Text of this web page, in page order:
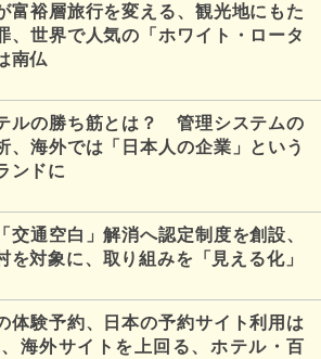
富裕層旅行を変える、観光地にもた
、世界で人気の「ホワイト・ロータ
南仏
ルの勝ち筋とは？ 管理システムの
、海外では「日本人の企業」という
ンドに
交通空白」解消へ認定制度を創設、
を対象に、取り組みを「見える化」
体験予約、日本の予約サイト利用は
海外サイトを上回る、ホテル・百